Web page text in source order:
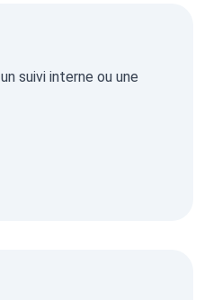
suivi interne ou une